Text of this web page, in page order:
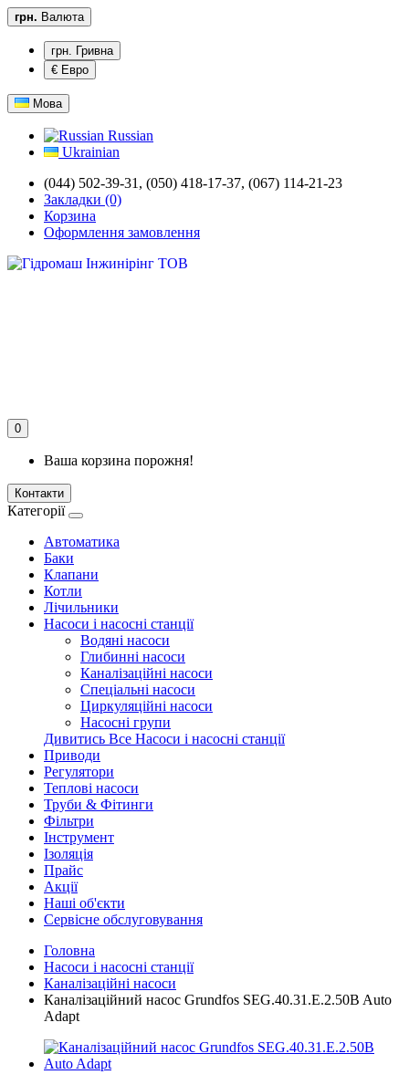
грн. Валюта
грн. Гривна
€ Евро
Мова
Russian
Ukrainian
(044) 502-39-31, (050) 418-17-37, (067) 114-21-23
Закладки (0)
Корзина
Оформлення замовлення
0
Ваша корзина порожня!
Контакти
Категорії
Автоматика
Баки
Клапани
Котли
Лічильники
Насоси і насосні станції
Водяні насоси
Глибинні насоси
Каналізаційні насоси
Спеціальні насоси
Циркуляційні насоси
Насосні групи
Дивитись Все Насоси і насосні станції
Приводи
Регулятори
Теплові насоси
Труби & Фітинги
Фільтри
Інструмент
Ізоляція
Прайс
Акції
Наші об'єкти
Сервісне обслуговування
Головна
Насоси і насосні станції
Каналізаційні насоси
Каналізаційний насос Grundfos SEG.40.31.E.2.50B Auto
Adapt